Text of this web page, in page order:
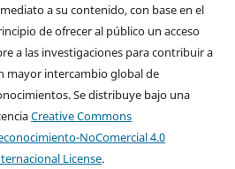
a su contenido, con base en el
de ofrecer al público un acceso
a las investigaciones para contribuir a
mayor intercambio global de
Se distribuye bajo una
Creative Commons
NoComercial 4.0
License.